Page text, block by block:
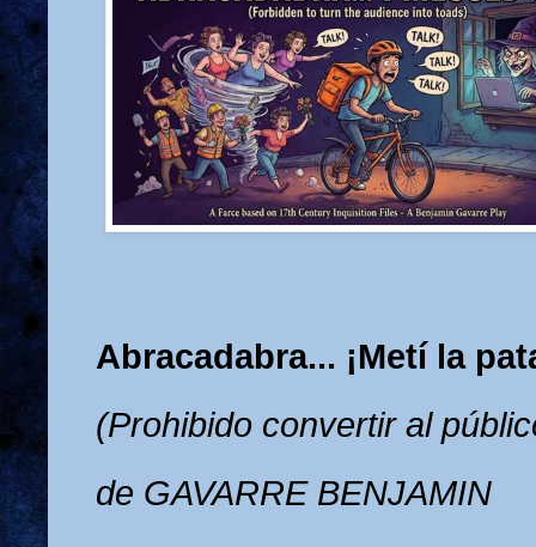
Abracadabra... ¡Metí la
(Prohibido convertir al
de GAVARRE BENJAMIN